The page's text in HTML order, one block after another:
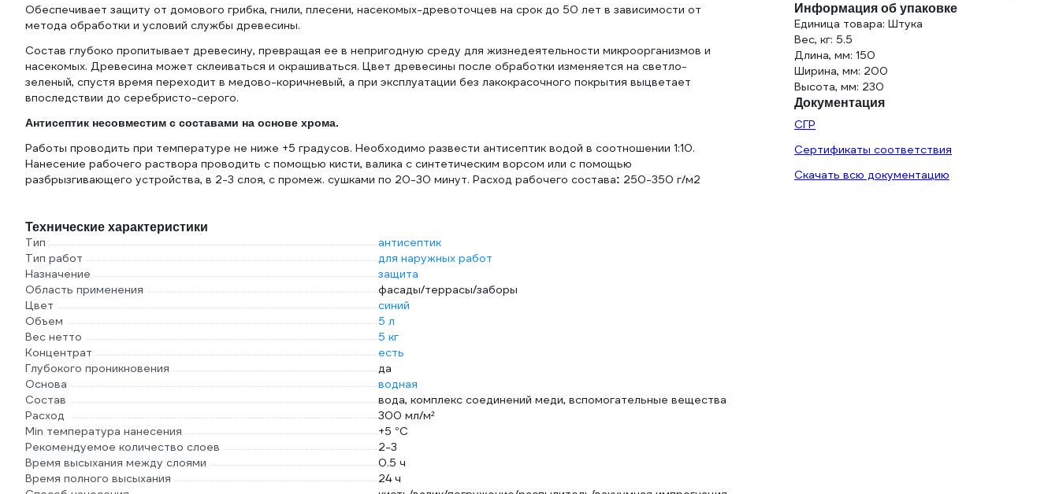
Обеспечивает защиту от домового грибка, гнили, плесени, насекомых-древоточцев на срок до 50 лет в зависимости от
метода обработки и условий службы древесины.
Состав глубоко пропитывает древесину, превращая ее в непригодную среду для жизнедеятельности микроорганизмов и
насекомых. Древесина может склеиваться и окрашиваться. Цвет древесины после обработки изменяется на светло-
зеленый, спустя время переходит в медово-коричневый, а при эксплуатации без лакокрасочного покрытия выцветает
впоследствии до серебристо-серого.
Антисептик несовместим с составами на основе хрома.
Работы проводить при температуре не ниже +5 градусов. Необходимо развести антисептик водой в соотношении 1:10.
Нанесение рабочего раствора проводить с помощью кисти, валика с синтетическим ворсом или с помощью
разбрызгивающего устройства, в 2-3 слоя, с промеж. сушками по 20-30 минут. Расход рабочего состава: 250-350 г/м2
Технические характеристики
Тип
антисептик
Тип работ
для наружных работ
Назначение
защита
Область применения
фасады/террасы/заборы
Цвет
синий
Объем
5 л
Вес нетто
5 кг
Концентрат
есть
Глубокого проникновения
да
Основа
водная
Состав
вода, комплекс соединений меди, вспомогательные вещества
Расход
300 мл/м²
Min температура нанесения
+5 °С
Рекомендуемое количество слоев
2-3
Время высыхания между слоями
0.5 ч
Время полного высыхания
24 ч
Информация об упаковке
Единица товара: Штука
Вес, кг: 5.5
Длина, мм: 150
Ширина, мм: 200
Высота, мм: 230
Документация
СГР
Сертификаты соответствия
Скачать всю документацию